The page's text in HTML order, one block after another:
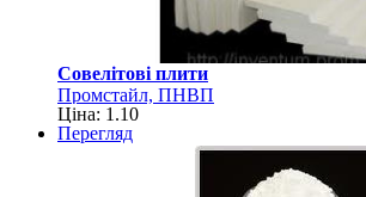
Совелітові плити
Промстайл, ПНВП
Ціна: 1.10
Перегляд